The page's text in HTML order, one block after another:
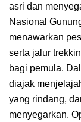
asri dan
Nasional
menawarkan
serta jalur
bagi pemula.
diajak
yang rindang,
menyegarkan.